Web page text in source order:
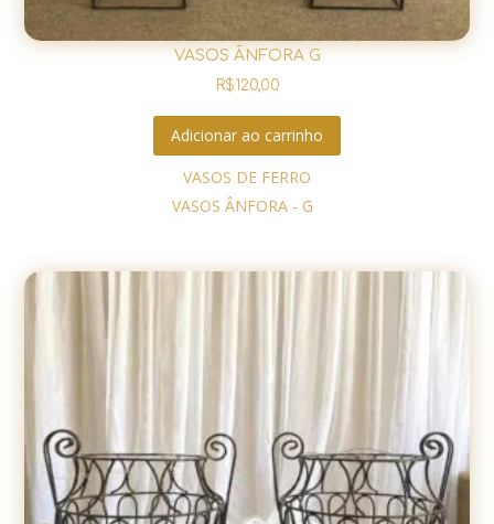
VASOS ÂNFORA G
R$120,00
Adicionar ao carrinho
VASOS DE FERRO
VASOS ÂNFORA - G